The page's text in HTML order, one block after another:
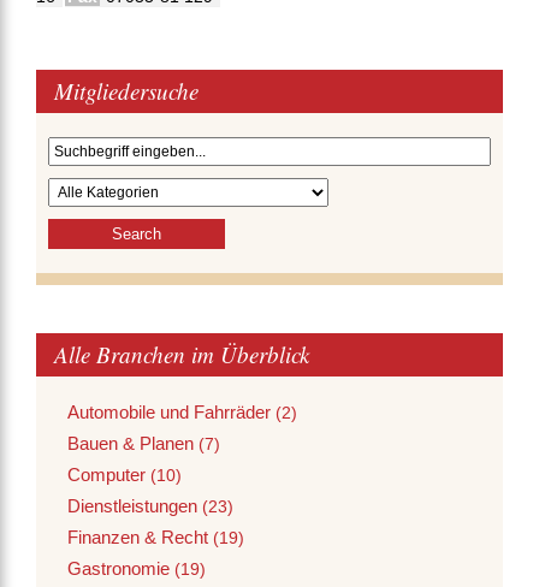
Mitgliedersuche
Alle Branchen im Überblick
Automobile und Fahrräder (2)
Bauen & Planen (7)
Computer (10)
Dienstleistungen (23)
Finanzen & Recht (19)
Gastronomie (19)